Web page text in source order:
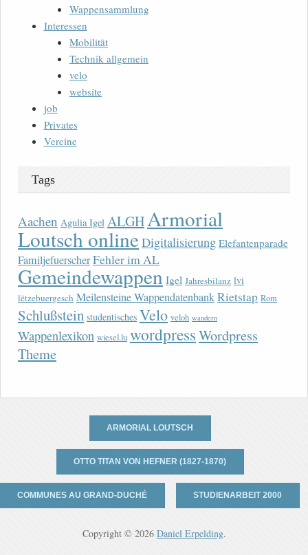
Wappensammlung
Interessen
Mobilität
Technik allgemein
velo
website
job
Privates
Vereine
Tags
Aachen Agulia Igel ALGH Armorial
Loutsch onlineDigitalisierung Elefantenparade
FamiljefuerscherFehler im AL
Gemeindewappen Igel Jahresbilanz lvi
lëtzebuergesch Meilensteine WappendatenbankRietstap Rom
Schlußstein studentisches Velo veloh wandern
Wappenlexikon wiesel.lu wordpressWordpress
Theme
ARMORIAL LOUTSCH
OTTO TITAN VON HEFNER (1827-1870)
COMMUNES AU GRAND-DUCHÉ STUDIENARBEIT 2000
Copyright © 2026 Daniel Erpelding.